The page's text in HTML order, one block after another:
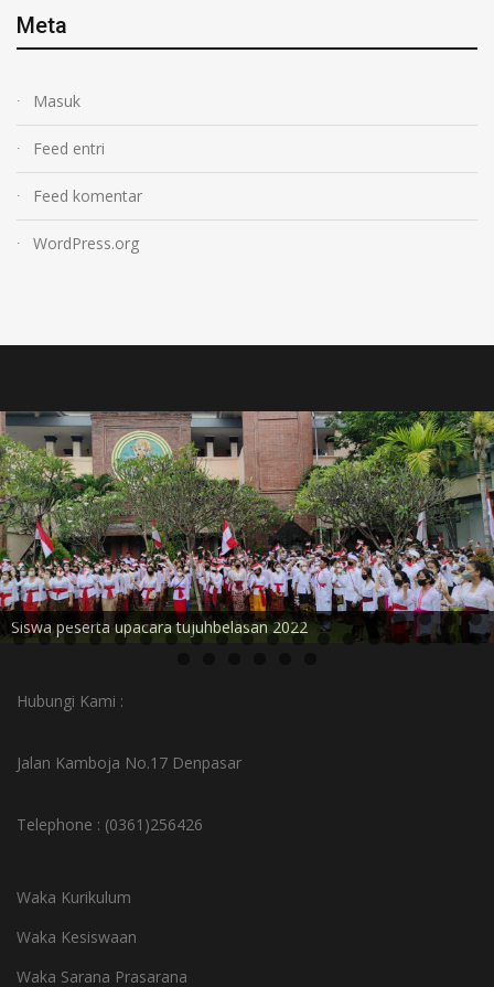
Meta
Masuk
Feed entri
Feed komentar
WordPress.org
Siswa peserta upacara tujuhbelasan 2022
Hubungi Kami :
Jalan Kamboja No.17 Denpasar
Telephone : (0361)256426
Waka Kurikulum
Waka Kesiswaan
Waka Sarana Prasarana